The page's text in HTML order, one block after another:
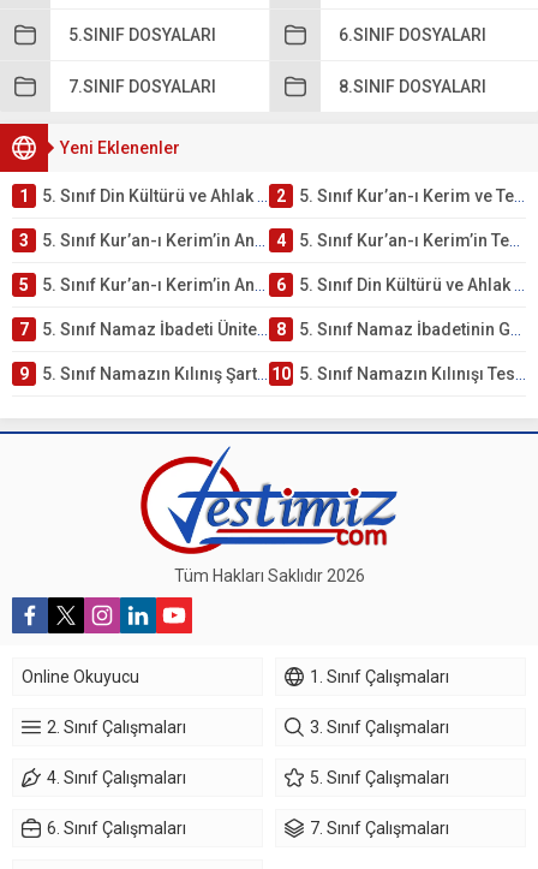
5.SINIF DOSYALARI 6.SINIF DOSYALARI
7.SINIF DOSYALARI 8.SINIF DOSYALARI
Yeni Eklenenler
1 5. Sınıf Din Kültürü ve Ahlak Bilgisi 2. Ünite: Kur’an-ı Kerim Çalışmaları 2 5. Sınıf Kur’an-ı Kerim ve Temel Özellikleri Testi – Online Çöz
3 5. Sınıf Kur’an-ı Kerim’in Ana Konuları Testi – Online Çöz 4 5. Sınıf Kur’an-ı Kerim’in Temel Özellikleri ve Önemi Testi – Online Çöz
5 5. Sınıf Kur’an-ı Kerim’in Anlamı ve Önemi Testi – Online Çöz 6 5. Sınıf Din Kültürü ve Ahlak Bilgisi 2. Ünite: Namaz İbadeti Çalışmaları
7 5. Sınıf Namaz İbadeti Ünite Testi – Online Çöz 8 5. Sınıf Namaz İbadetinin Getirdiği Faydalar Testi
9 5. Sınıf Namazın Kılınış Şartları Testi 10 5. Sınıf Namazın Kılınışı Testi – Online Çöz
Tüm Hakları Saklıdır 2026
Online Okuyucu 1. Sınıf Çalışmaları
2. Sınıf Çalışmaları 3. Sınıf Çalışmaları
4. Sınıf Çalışmaları 5. Sınıf Çalışmaları
6. Sınıf Çalışmaları 7. Sınıf Çalışmaları